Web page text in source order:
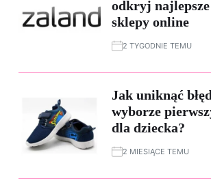
odkryj
sklepy online
2 TYGODNIE TEMU
Jak uniknąć
wyborze
dla dziecka?
2 MIESIĄCE TEMU